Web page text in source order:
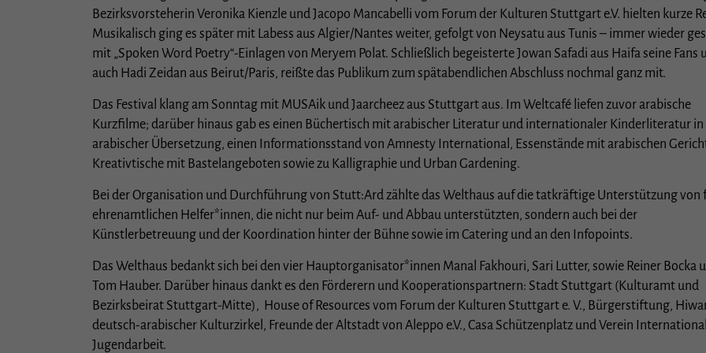
Bezirksvorsteherin Veronika Kienzle und Jacopo Mancabelli vom Forum der Kulturen Stuttgart e.V. hielten kurze
Musikalisch ging es später mit Labess aus Algier/Nantes weiter, gefolgt von Neysatu aus Tunis – immer wieder
mit „Spoken Word Poetry“-Einlagen von Meryem Polat. Schließlich begeisterte Jowan Safadi aus Haifa seine Fans
auch Hadi Zeidan aus Beirut/Paris, reißte das Publikum zum spätabendlichen Abschluss nochmal ganz mit.
Das Festival klang am Sonntag mit MUSAik und Jaarcheez aus Stuttgart aus. Im Weltcafé liefen zuvor arabische
Kurzfilme; darüber hinaus gab es einen Büchertisch mit arabischer Literatur und internationaler Kinderliteratur in
arabischer Übersetzung, einen Informationsstand von Amnesty International, Essenstände mit arabischen
Kreativtische mit Bastelangeboten sowie zu Kalligraphie und Urban Gardening.
Bei der Organisation und Durchführung von Stutt:Ard zählte das Welthaus auf die tatkräftige Unterstützung von
ehrenamtlichen Helfer*innen, die nicht nur beim Auf- und Abbau unterstützten, sondern auch bei der
Künstlerbetreuung und der Koordination hinter der Bühne sowie im Catering und an den Infopoints.
Das Welthaus bedankt sich bei den vier Hauptorganisator*innen Manal Fakhouri, Sari Lutter, sowie Reiner Bocka
Tom Hauber. Darüber hinaus dankt es den Förderern und Kooperationspartnern: Stadt Stuttgart (Kulturamt und
Bezirksbeirat Stuttgart-Mitte), House of Resources vom Forum der Kulturen Stuttgart e. V., Bürgerstiftung,
deutsch-arabischer Kulturzirkel, Freunde der Altstadt von Aleppo e.V., Casa Schützenplatz und Verein
Jugendarbeit.
Cookie-Informationen anzeigen
Statistiken (1)
Statistik Cookies erfassen Informationen anonym. Diese Informationen helfen uns zu verstehen, wie
Cookie-Informationen anzeigen
Externe Medien (3)
Inhalte von Videoplattformen und Social-Media-Plattformen werden standardmäßig blockiert. Wenn
Einwilligung mehr.
Cookie-Informationen anzeigen
Datenschutzerklärung